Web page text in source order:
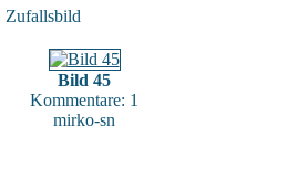
Zufallsbild
Bild 45
Kommentare: 1
mirko-sn